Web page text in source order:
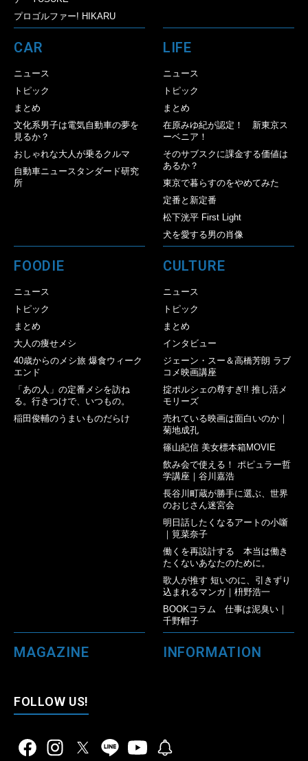
プロゴルファー! HIKARU
CAR
ニュース
トピック
まとめ
文化系男子は電気自動車の夢を
見るか？
おしゃれな大人が乗るクルマ
自動車ニュースタンダード研究
所
LIFE
ニュース
トピック
まとめ
在原みゆ紀が認定！ 新東京ス
ーベニア！
そのサブスクに課金する価値は
あるか？
東京で暮らすのをやめてみた
定番と新定番
松下洸平 First Light
犬を愛する男の肖像
FOODIE
ニュース
トピック
まとめ
大人の痩せメシ
40歳からのメシ旅 爆食ウィーク
エンド
「あの人」の定番メシを訪ね
る。行きつけで、いつもの。
稲田俊輔のうまいものだらけ
CULTURE
ニュース
トピック
まとめ
インタビュー
ジェーン・スー＆高橋芳朗 ラブ
コメ映画講座
掟ポルシェの尊すぎ!! 推し活メ
モリーズ
売れている映画は面白いのか｜
菊地成孔
篠山紀信 美女標本箱MOVIE
飲み会で使える！ ポピュラー哲
学講座｜谷川嘉浩
長谷川町蔵が勝手に選ぶ、世界
のおじさん迷宮会
明日話したくなるアートの小噺
｜筧菜奈子
働くを再設計する 本当は働き
たくないあなたのために。
歌人が推す 短いのに、引きずり
込まれるマンガ｜枡野浩一
BOOKコラム 仕事は泥臭い｜
千野帽子
MAGAZINE INFORMATION
FOLLOW US!